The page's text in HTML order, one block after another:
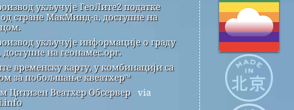
укључује ГеоЛите2 податке
стране МакМинд-а, доступне на
укључује информације о граду
на геонамес.орг.
временску карту, у комбинацији са
за побољшање квеатхер™
Цитизен Веатхер Обсервер
via